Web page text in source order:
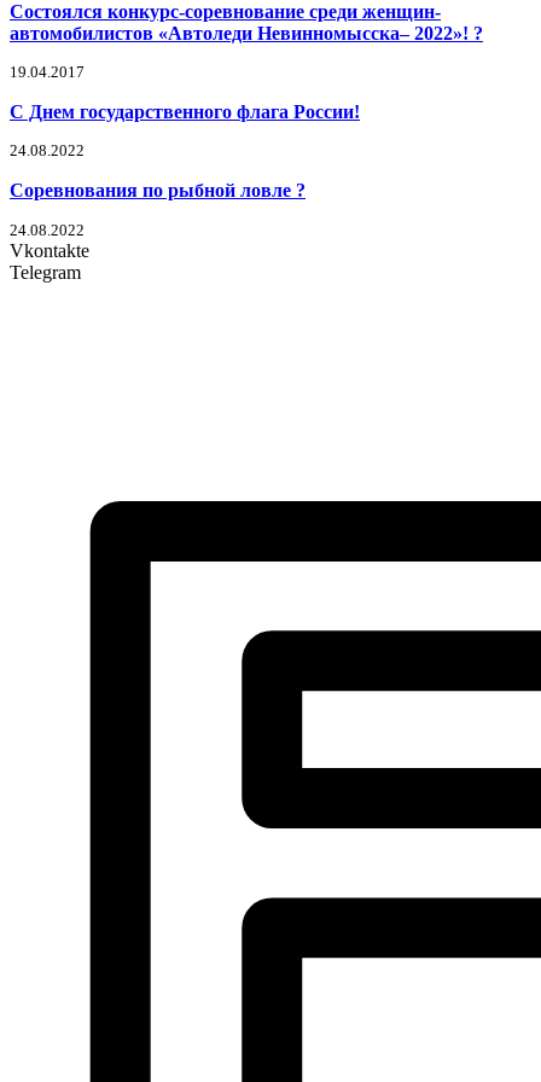
Состоялся конкурс-соревнование среди женщин-
автомобилистов «Автоледи Невинномысска– 2022»! ?
19.04.2017
С Днем государственного флага России!
24.08.2022
Соревнования по рыбной ловле ?
24.08.2022
Vkontakte
Telegram